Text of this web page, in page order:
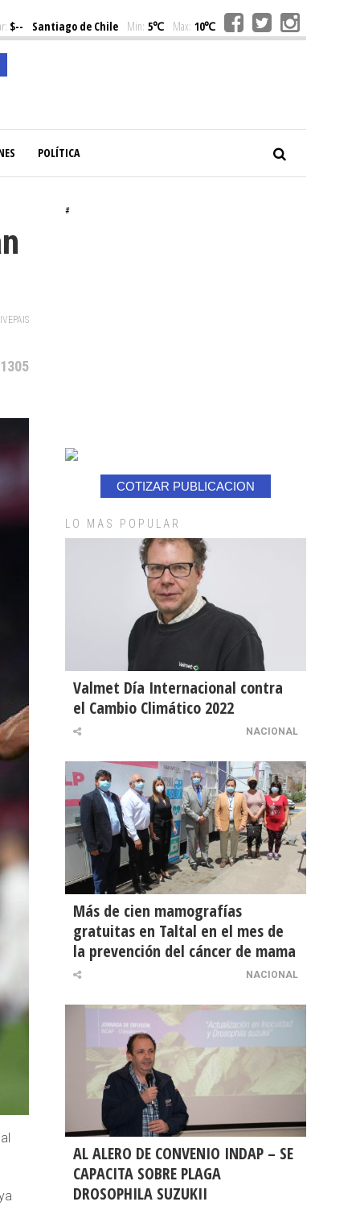
$-- Santiago de Chile Min: 5℃ Max: 10℃
POLÍTICA
#
COTIZAR PUBLICACION
LO MAS POPULAR
Valmet Día Internacional contra
el Cambio Climático 2022
NACIONAL
Más de cien mamografías
gratuitas en Taltal en el mes de
la prevención del cáncer de mama
NACIONAL
AL ALERO DE CONVENIO INDAP – SE
CAPACITA SOBRE PLAGA
DROSOPHILA SUZUKII